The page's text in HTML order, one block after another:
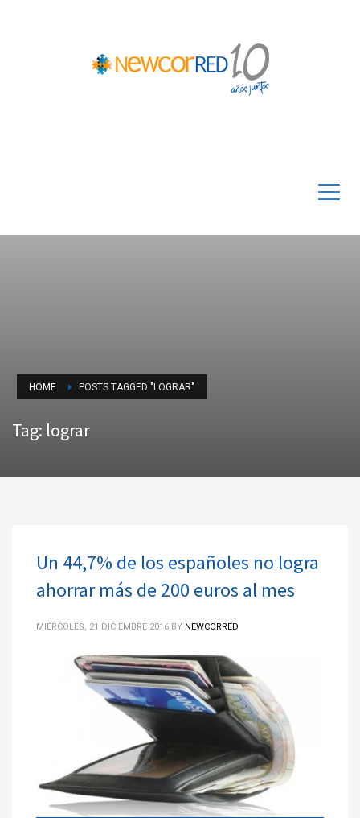
HOME POSTS TAGGED "LOGRAR"
Tag: lograr
Un 44,7% de los españoles no logra
ahorrar más de 200 euros al mes
MIÉRCOLES, 21 DICIEMBRE 2016 BY NEWCORRED